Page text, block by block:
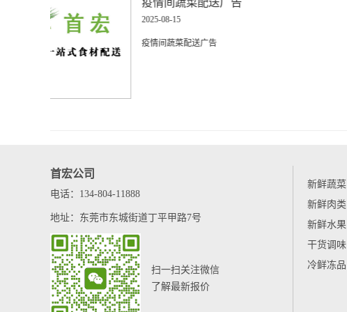
徐闻蔬菜配送电话
首宏公司
电话：134-804-11888
地址：东莞市东城街道丁平甲路7号
扫一扫关注微信
了解最新报价
新鲜蔬菜
新鲜肉类
新鲜水果
干货调味
冷鲜冻品